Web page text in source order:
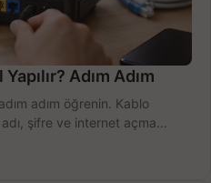
Adım Adım
adım öğrenin. Kablo
adı, şifre ve internet açma